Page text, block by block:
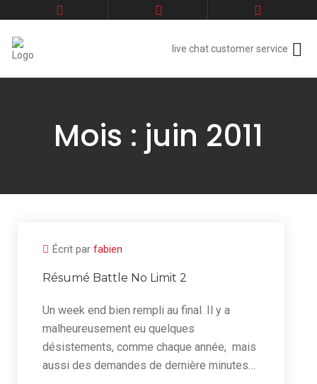
live chat customer service
Mois : juin 2011
Écrit par fabien
Résumé Battle No Limit 2
Un week end bien rempli au final. Il y a
malheureusement eu quelques
désistements, comme chaque année, mais
aussi des demandes de dernière minutes…